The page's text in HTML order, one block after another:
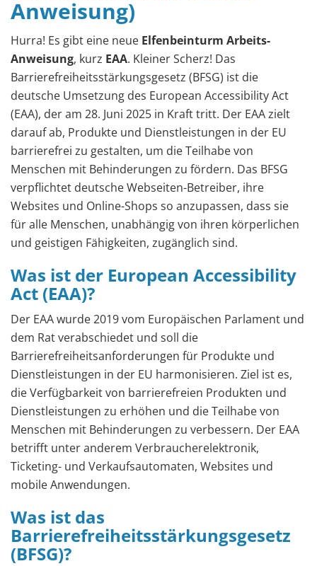
Anweisung)
Hurra! Es gibt eine neue Elfenbeinturm Arbeits-
Anweisung, kurz EAA. Kleiner Scherz! Das
Barrierefreiheitsstärkungsgesetz (BFSG) ist die
deutsche Umsetzung des European Accessibility Act
(EAA), der am 28. Juni 2025 in Kraft tritt. Der EAA zielt
darauf ab, Produkte und Dienstleistungen in der EU
barrierefrei zu gestalten, um die Teilhabe von
Menschen mit Behinderungen zu fördern. Das BFSG
verpflichtet deutsche Webseiten-Betreiber, ihre
Websites und Online-Shops so anzupassen, dass sie
für alle Menschen, unabhängig von ihren körperlichen
und geistigen Fähigkeiten, zugänglich sind.
Was ist der European Accessibility
Act (EAA)?
Der EAA wurde 2019 vom Europäischen Parlament und
dem Rat verabschiedet und soll die
Barrierefreiheitsanforderungen für Produkte und
Dienstleistungen in der EU harmonisieren. Ziel ist es,
die Verfügbarkeit von barrierefreien Produkten und
Dienstleistungen zu erhöhen und die Teilhabe von
Menschen mit Behinderungen zu verbessern. Der EAA
betrifft unter anderem Verbraucherelektronik,
Ticketing- und Verkaufsautomaten, Websites und
mobile Anwendungen.
Was ist das
Barrierefreiheitsstärkungsgesetz
(BFSG)?